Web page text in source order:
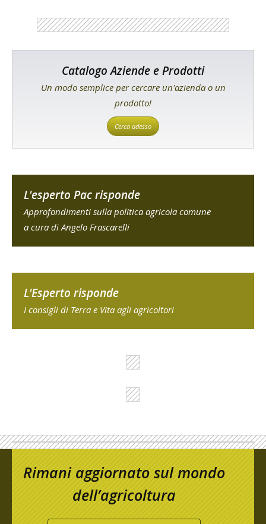
Catalogo Aziende e Prodotti
Un modo semplice per cercare un'azienda o un
prodotto!
Cerca adesso
L'esperto Pac risponde
Approfondimenti sulla politica agricola comune
a cura di Angelo Frascarelli
L'Esperto risponde
I consigli di Terra e Vita agli agricoltori
Rimani aggiornato sul mondo
dell’agricoltura